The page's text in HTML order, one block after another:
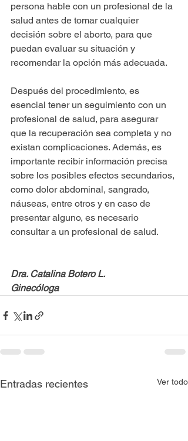
persona hable con un profesional de la
salud antes de tomar cualquier
decisión sobre el aborto, para que
puedan evaluar su situación y
recomendar la opción más adecuada.
Después del procedimiento, es
esencial tener un seguimiento con un
profesional de salud, para asegurar
que la recuperación sea completa y no
existan complicaciones. Además, es
importante recibir información precisa
sobre los posibles efectos secundarios,
como dolor abdominal, sangrado,
náuseas, entre otros y en caso de
presentar alguno, es necesario
consultar a un profesional de salud.
Dra. Catalina Botero L.
Ginecóloga
Entradas recientes Ver todo